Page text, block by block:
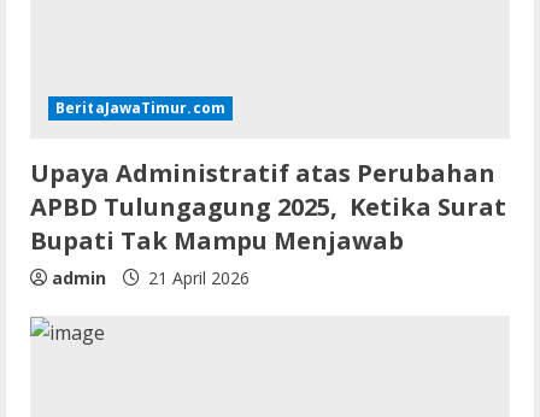
BeritaJawaTimur.com
Upaya Administratif atas Perubahan
APBD Tulungagung 2025, Ketika Surat
Bupati Tak Mampu Menjawab
admin 21 April 2026